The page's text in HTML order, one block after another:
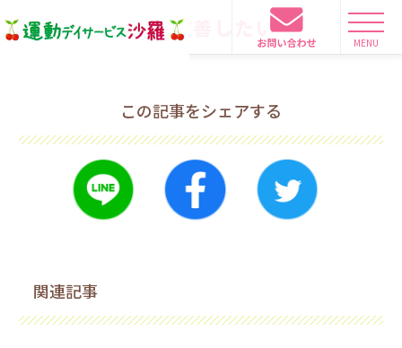
MENU
髪質改善したい
この記事をシェアする
関連記事